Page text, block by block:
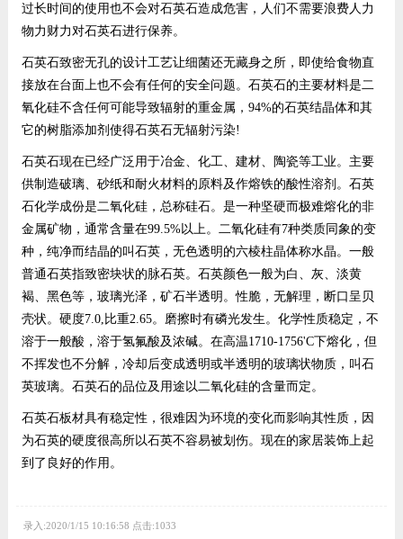
过长时间的使用也不会对石英石造成危害，人们不需要浪费人力
物力财力对石英石进行保养。
石英石致密无孔的设计工艺让细菌还无藏身之所，即使给食物直
接放在台面上也不会有任何的安全问题。石英石的主要材料是二
氧化硅不含任何可能导致辐射的重金属，94%的石英结晶体和其
它的树脂添加剂使得石英石无辐射污染!
石英石现在已经广泛用于冶金、化工、建材、陶瓷等工业。主要
供制造破璃、砂纸和耐火材料的原料及作熔铁的酸性溶剂。石英
石化学成份是二氧化硅，总称硅石。是一种坚硬而极难熔化的非
金属矿物，通常含量在99.5%以上。二氧化硅有7种类质同象的变
种，纯净而结晶的叫石英，无色透明的六棱柱晶体称水晶。一般
普通石英指致密块状的脉石英。石英颜色一般为白、灰、淡黄
褐、黑色等，玻璃光泽，矿石半透明。性脆，无解理，断口呈贝
壳状。硬度7.0,比重2.65。磨擦时有磷光发生。化学性质稳定，不
溶于一般酸，溶于氢氟酸及浓碱。在高温1710-1756'C下熔化，但
不挥发也不分解，冷却后变成透明或半透明的玻璃状物质，叫石
英玻璃。石英石的品位及用途以二氧化硅的含量而定。
石英石板材具有稳定性，很难因为环境的变化而影响其性质，因
为石英的硬度很高所以石英不容易被划伤。现在的家居装饰上起
到了良好的作用。
录入:2020/1/15 10:16:58 点击:1033